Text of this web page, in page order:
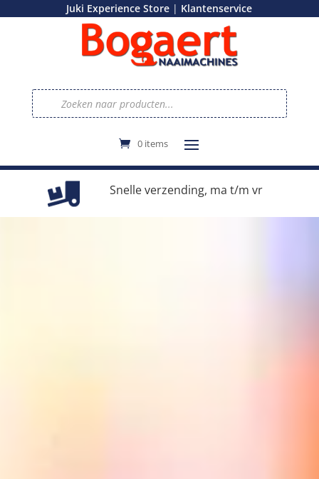
Juki Experience Store | Klantenservice
Producten
zoeken
0 items
Snelle verzending, ma t/m vr